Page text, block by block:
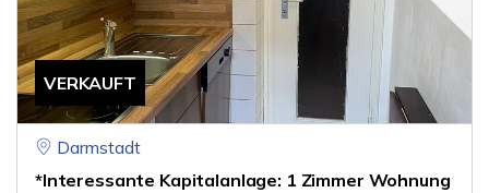
VERKAUFT
Darmstadt
*Interessante Kapitalanlage: 1 Zimmer Wohnung